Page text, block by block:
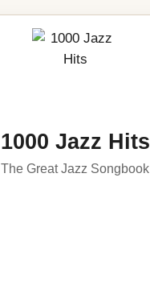
1000 Jazz Hits
The Great Jazz Songbook